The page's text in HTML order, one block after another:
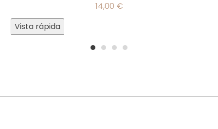
14,00 €
Vista rápida